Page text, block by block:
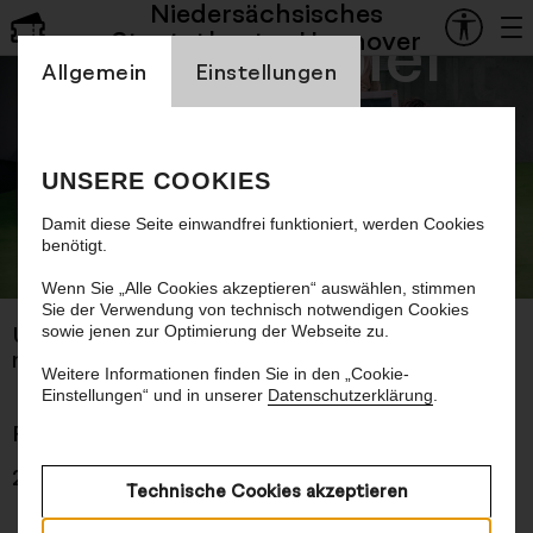
Einstellung Cookienbanner
Allgemein
Einstellungen
UNSERE COOKIES
Damit diese Seite einwandfrei funktioniert, werden Cookies
benötigt.
Wenn Sie „Alle Cookies akzeptieren“ auswählen, stimmen
Sie der Verwendung von technisch notwendigen Cookies
sowie jenen zur Optimierung der Webseite zu.
Weitere Informationen finden Sie in den „Cookie-
Einstellungen“ und in unserer Datenschutzerklärung
Technische Cookies akzeptieren
Niedersächsisches
Staatstheater Hannover
Schauspiel
Die Frau mit
den vier
Armen
Ein Niedersachsen Noir
Uraufführung
nach dem Roman von Jakob Nolte
Premiere 02.10.2025
2 Std., keine Pause